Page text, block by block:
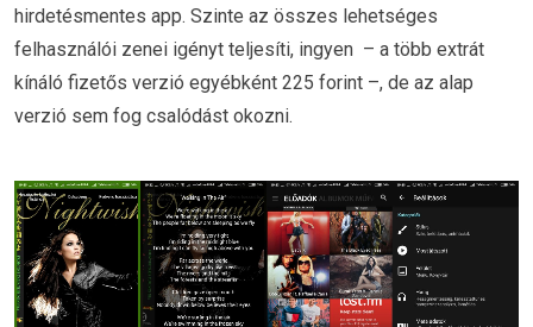
hirdetésmentes app. Szinte az összes lehetséges
felhasználói zenei igényt teljesíti, ingyen – a több extrát
kínáló fizetős verzió egyébként 225 forint –, de az alap
verzió sem fog csalódást okozni.